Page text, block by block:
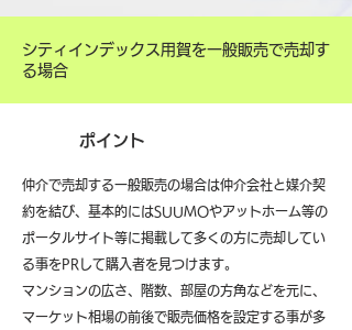
シティインデックス用賀を一般販売で売却す
る場合
ポイント
仲介で売却する一般販売の場合は仲介会社と媒介契
約を結び、基本的にはSUUMOやアットホーム等の
ポータルサイト等に掲載して多くの方に売却してい
る事をPRして購入者を見つけます。
マンションの広さ、階数、部屋の方角などを元に、
マーケット相場の前後で販売価格を設定する事が多